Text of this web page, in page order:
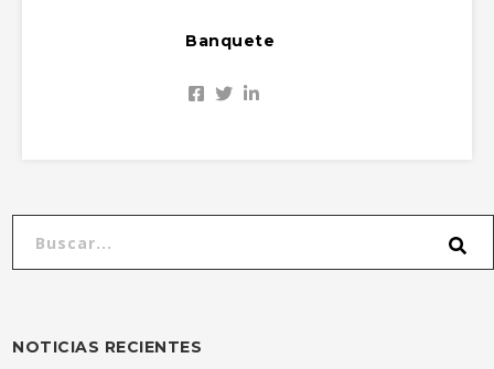
Banquete
NOTICIAS RECIENTES